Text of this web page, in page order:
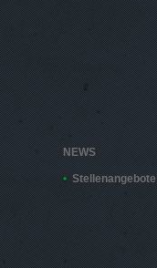
NEWS
Stellenangebote